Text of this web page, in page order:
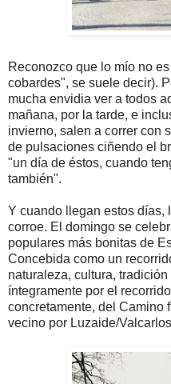
Reconozco que lo mío no
cobardes", se suele decir).
mucha envidia ver a todos
mañana, por la tarde, e
invierno, salen a correr con
de pulsaciones ciñendo el
"un día de éstos, cuando
también".
Y cuando llegan estos días,
corroe. El domingo se
populares más bonitas de
Concebida como un
naturaleza, cultura,
íntegramente por el recorrido
concretamente, del Camino
vecino por Luzaide/